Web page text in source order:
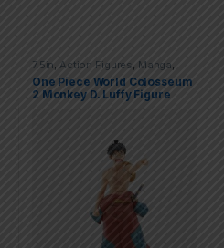
7.5in,Action Figures , Manga,
One-Piece PVC Figures
Statues
One Piece World Colosseum
2 Monkey D. Luffy Figure